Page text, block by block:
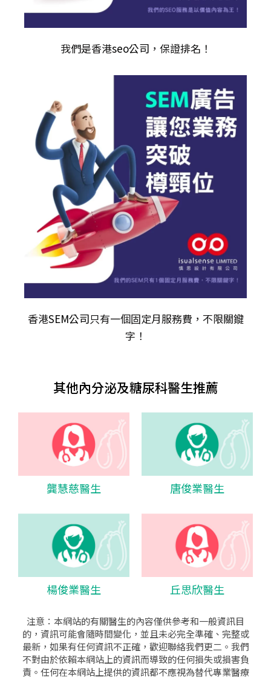
我們是香港seo公司 ，保證排名！
香港SEM公司只有一個固定月服務費，不限關𨫡
字！
其他內分泌及糖尿科醫生推薦
龔慧慈醫生 唐俊業醫生
楊俊業醫生 丘思欣醫生
注意：本網站的有關醫生的內容僅供參考和一般資訊目
的，資訊可能會隨時間變化，並且未必完全準確、完整或
最新，如果有任何資訊不正確，歡迎聯絡我們更二。我們
不對由於依賴本網站上的資訊而導致的任何損失或損害負
責。任何在本網站上提供的資訊都不應視為替代專業醫療